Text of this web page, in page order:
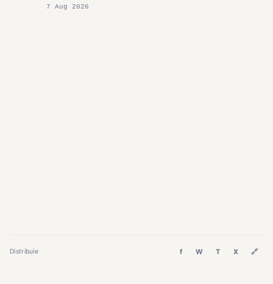
7 Aug 2026
Distribuie f W T X 🔗